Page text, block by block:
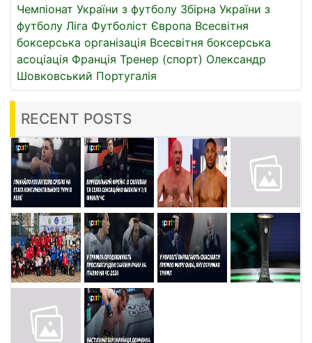
Чемпіонат України з футболу Збірна України з
футболу Ліга Футболіст Європа Всесвітня
боксерська організація Всесвітня боксерська
асоціація Франція Тренер (спорт) Олександр
Шовковський Португалія
RECENT POSTS